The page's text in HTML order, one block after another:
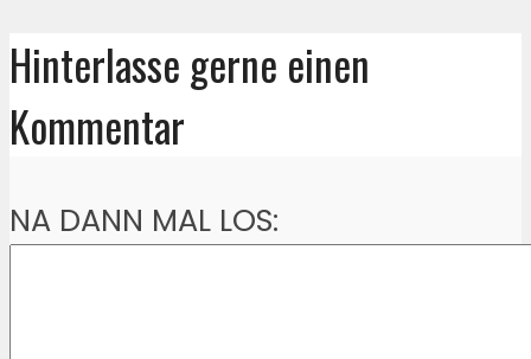
Hinterlasse gerne einen
Kommentar
NA DANN MAL LOS: